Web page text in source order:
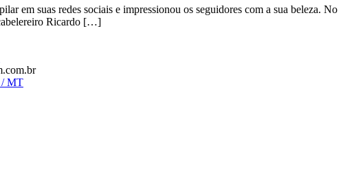
em suas redes sociais e impressionou os seguidores com a sua beleza. No
Ricardo […]
/ MT